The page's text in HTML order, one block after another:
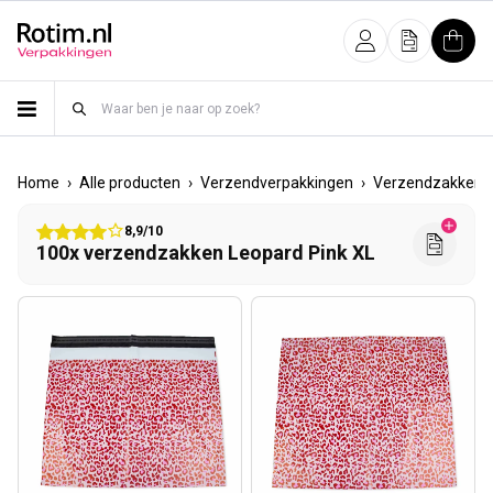
InloggenOfferte
Home › Alle producten › Verzendverpakkingen › Verzendzakken
8,9/10
100x verzendzakken Leopard Pink XL